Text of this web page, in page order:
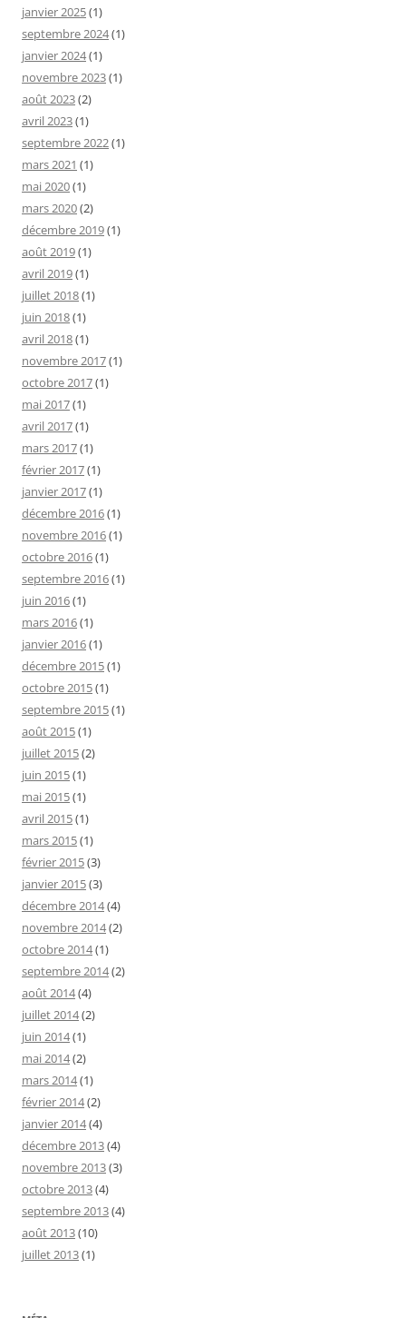
janvier 2025(1)
septembre 2024(1)
janvier 2024(1)
novembre 2023(1)
août 2023(2)
avril 2023(1)
septembre 2022(1)
mars 2021 (1)
mai 2020(1)
mars 2020(2)
décembre 2019(1)
août 2019(1)
avril 2019(1)
juillet 2018(1)
juin 2018(1)
avril 2018(1)
novembre 2017(1)
octobre 2017(1)
mai 2017(1)
avril 2017(1)
mars 2017(1)
février 2017(1)
janvier 2017(1)
décembre 2016(1)
novembre 2016(1)
octobre 2016(1)
septembre 2016(1)
juin 2016(1)
mars 2016(1)
janvier 2016(1)
décembre 2015(1)
octobre 2015(1)
septembre 2015(1)
août 2015(1)
juillet 2015(2)
juin 2015(1)
mai 2015(1)
avril 2015(1)
mars 2015(1)
février 2015(3)
janvier 2015(3)
décembre 2014(4)
novembre 2014(2)
octobre 2014(1)
septembre 2014(2)
août 2014(4)
juillet 2014(2)
juin 2014(1)
mai 2014(2)
mars 2014(1)
février 2014(2)
janvier 2014(4)
décembre 2013(4)
novembre 2013(3)
octobre 2013(4)
septembre 2013(4)
août 2013(10)
juillet 2013(1)